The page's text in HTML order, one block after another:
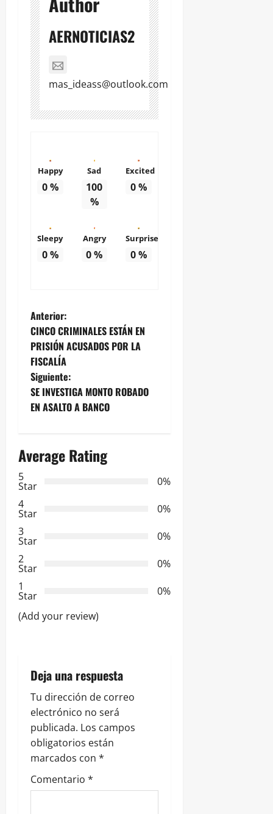
AERNOTICIAS2
mas_ideass@outlook.com
Happy
0%
Sad
100
%
Excited
0%
Sleepy
0%
Angry
0%
Surprise
0%
N
a
v
e
a
i
ó
n
d
e
e
t
r
a
d
a
Anterior:
CINCO CRIMINALES ESTÁN EN
PRISIÓN ACUSADOS POR LA
FISCALÍA
Siguiente:
SE INVESTIGA MONTO ROBADO
EN ASALTO A BANCO
Average Rating
5
Star
0%
4
Star
0%
3
Star
0%
2
Star
0%
1
Star
0%
(Add your review)
Deja una respuesta
Tu dirección de correo
electrónico no será
publicada. Los campos
obligatorios están
marcados con *
Comentario *